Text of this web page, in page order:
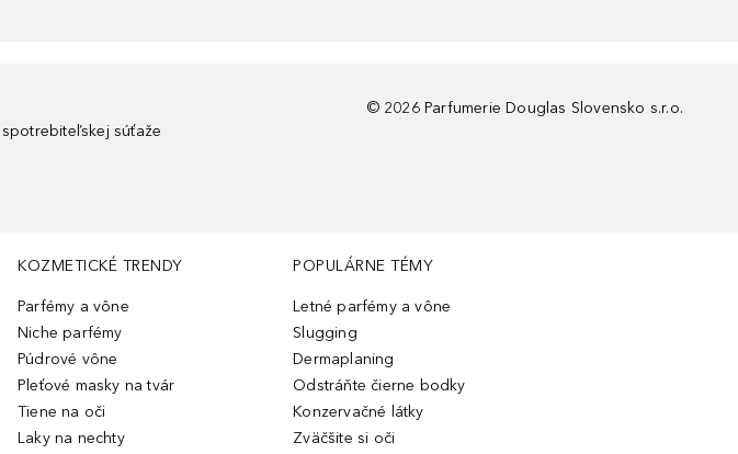
súťaže
© 2026 Parfumerie Douglas Slovensko s.r.o.
KOZMETICKÉ TRENDY
Parfémy a vône
Niche parfémy
Púdrové vône
Pleťové masky na tvár
Tiene na oči
Laky na nechty
POPULÁRNE TÉMY
Letné parfémy a vône
Slugging
Dermaplaning
Odstráňte čierne bodky
Konzervačné látky
Zväčšite si oči